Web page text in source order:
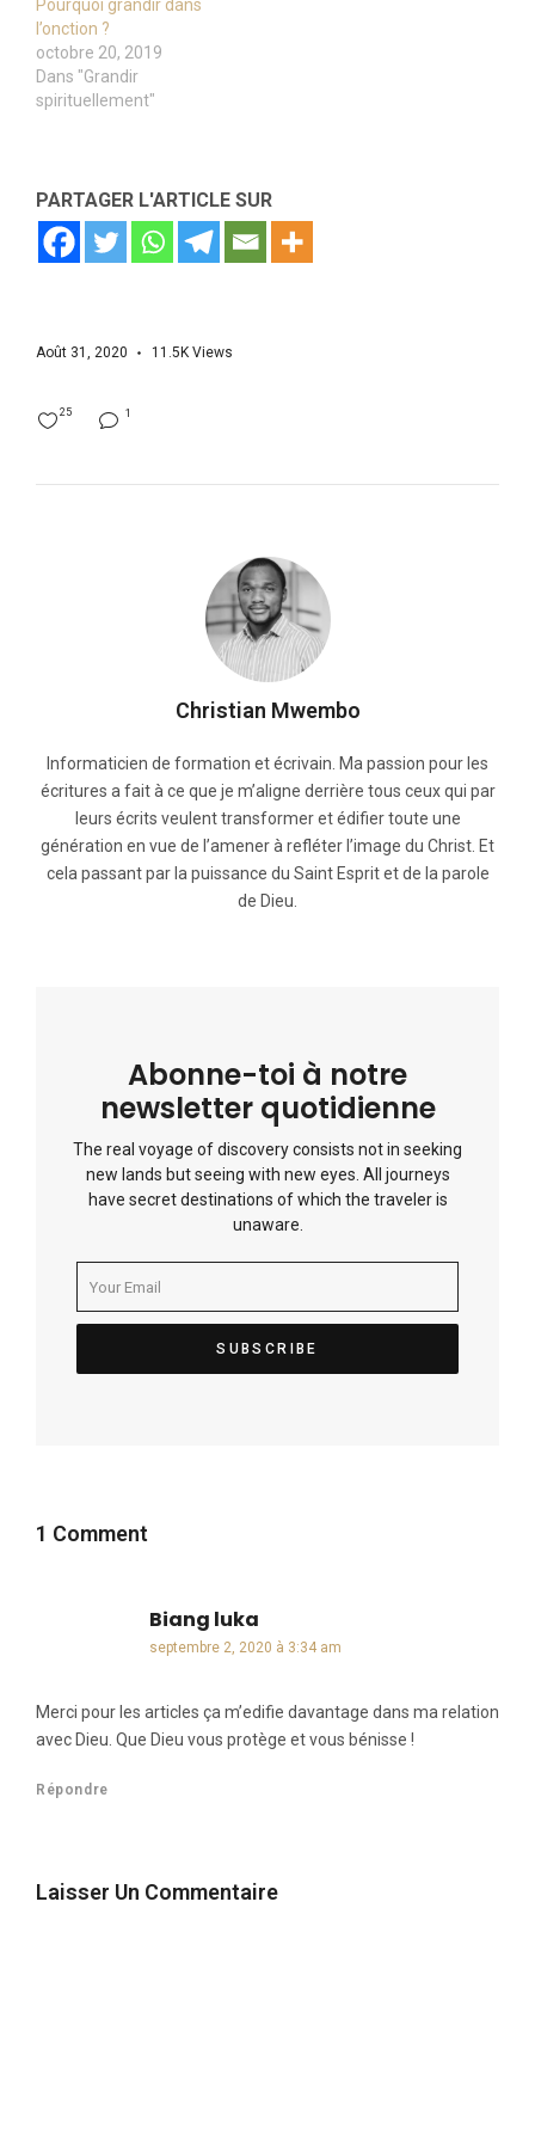
Pourquoi grandir dans
l’onction ?
octobre 20, 2019
Dans "Grandir
spirituellement"
PARTAGER L'ARTICLE SUR
Août 31, 2020 11.5K Views
1
25
Christian Mwembo
Informaticien de formation et écrivain. Ma passion pour les
écritures a fait à ce que je m’aligne derrière tous ceux qui par
leurs écrits veulent transformer et édifier toute une
génération en vue de l’amener à refléter l’image du Christ. Et
cela passant par la puissance du Saint Esprit et de la parole
de Dieu.
Abonne-toi à notre
newsletter quotidienne
The real voyage of discovery consists not in seeking
new lands but seeing with new eyes. All journeys
have secret destinations of which the traveler is
unaware.
1 Comment
Biang luka
septembre 2, 2020 à 3:34 am
Merci pour les articles ça m’edifie davantage dans ma relation
avec Dieu. Que Dieu vous protège et vous bénisse !
Répondre
Laisser Un Commentaire